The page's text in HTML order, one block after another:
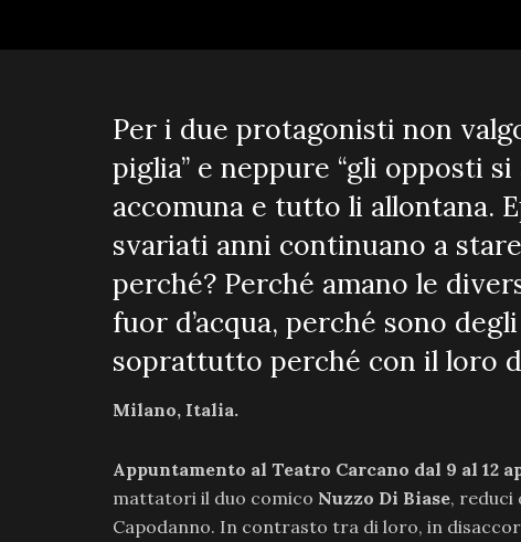
Per i due protagonisti non
piglia” e neppure “gli opposti
accomuna e tutto li allontana.
svariati anni continuano a
perché? Perché amano le
fuor d’acqua, perché sono
soprattutto perché con il loro
Milano, Italia.
Appuntamento al Teatro Carcano dal 9 al 12
mattatori il duo comico Nuzzo Di Biase, reduci
Capodanno. In contrasto tra di loro, in